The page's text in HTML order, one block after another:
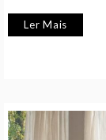
Ler Mais